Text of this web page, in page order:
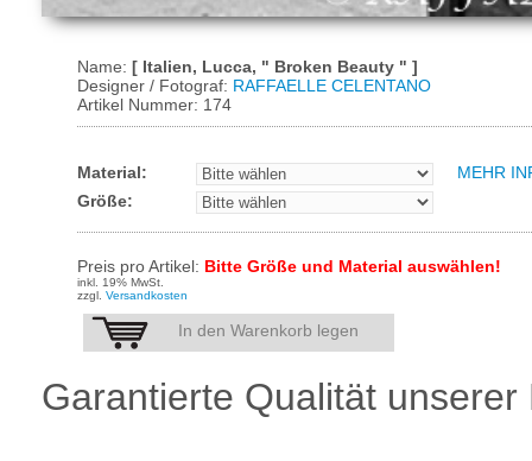
Name: [ Italien, Lucca, " Broken Beauty " ]
Designer / Fotograf: RAFFAELLE CELENTANO
Artikel Nummer: 174
Material:
MEHR
Größe:
Preis pro Artikel: Bitte Größe und Material auswählen!
inkl. 19% MwSt.
zzgl. Versandkosten
In den Warenkorb legen
Garantierte Qualität unserer